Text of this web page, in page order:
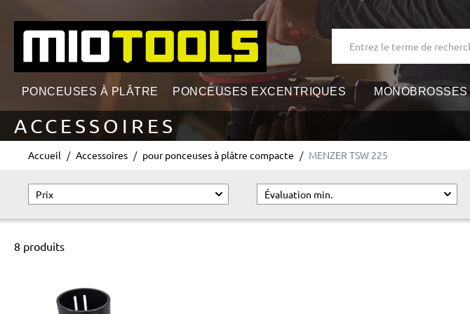
PONCEUSES À PLÂTRE PONCEUSES EXCENTRIQUES MONOBROSSES
ACCESSOIRES
Accueil Accessoires pour ponceuses à plâtre compacte MENZER TSW 225
Prix Évaluation min.
8 produits